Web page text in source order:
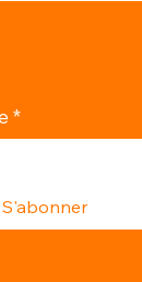
*
S'abonner